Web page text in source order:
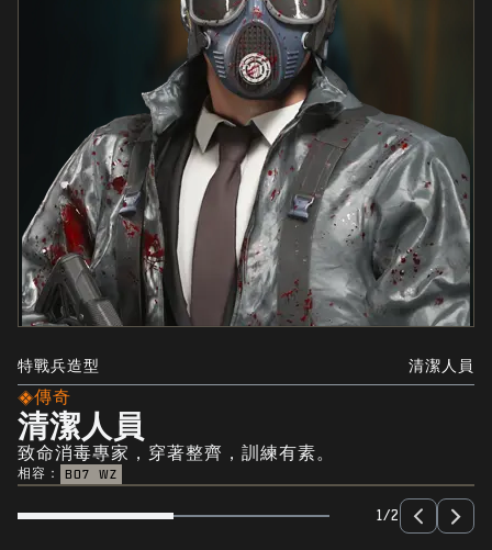
特戰兵造型 清潔人員
傳奇
清潔人員
致命消毒專家，穿著整齊，訓練有素。
相容： BO7 WZ
1/2